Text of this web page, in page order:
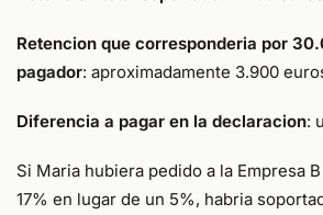
Retencion que corresponderia por
pagador: aproximadamente 3.900
Diferencia a pagar en la declaracion:
Si Maria hubiera pedido a la Empresa
17% en lugar de un 5%, habria